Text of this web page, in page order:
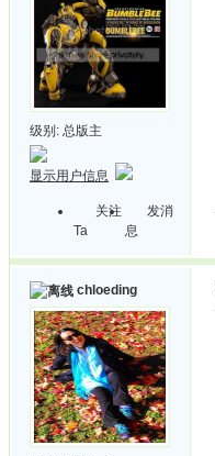
级别: 总版主
显示用户信息
关注
Ta
发消
息
chloeding